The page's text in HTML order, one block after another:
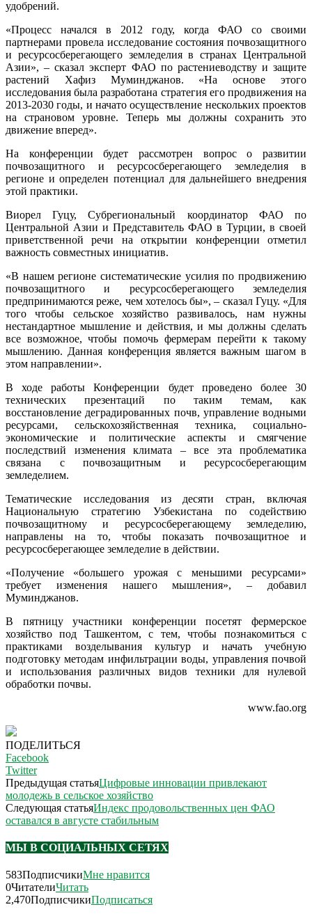
удобрений.
«Процесс начался в 2012 году, когда ФАО со своими
партнерами провела исследование состояния почвозащитного
и ресурсосберегающего земледелия в странах Центральной
Азии», – сказал эксперт ФАО по растениеводству и защите
растений Хафиз Муминджанов. «На основе этого
исследования была разработана стратегия его продвижения на
2013-2030 годы, и начато осуществление нескольких проектов
на страновом уровне. Теперь мы должны сохранить это
движение вперед».
На конференции будет рассмотрен вопрос о развитии
почвозащитного и ресурсосберегающего земледелия в
регионе и определен потенциал для дальнейшего внедрения
этой практики.
Виорел Гуцу, Субрегиональный координатор ФАО по
Центральной Азии и Представитель ФАО в Турции, в своей
приветственной речи на открытии конференции отметил
важность совместных инициатив.
«В нашем регионе систематические усилия по продвижению
почвозащитного и ресурсосберегающего земледелия
предпринимаются реже, чем хотелось бы», – сказал Гуцу. «Для
того чтобы сельское хозяйство развивалось, нам нужны
нестандартное мышление и действия, и мы должны сделать
все возможное, чтобы помочь фермерам перейти к такому
мышлению. Данная конференция является важным шагом в
этом направлении».
В ходе работы Конференции будет проведено более 30
технических презентаций по таким темам, как
восстановление деградированных почв, управление водными
ресурсами, сельскохозяйственная техника, социально-
экономические и политические аспекты и смягчение
последствий изменения климата – все эта проблематика
связана с почвозащитным и ресурсосберегающим
земледелием.
Тематические исследования из десяти стран, включая
Национальную стратегию Узбекистана по содействию
почвозащитному и ресурсосберегающему земледелию,
направлены на то, чтобы показать почвозащитное и
ресурсосберегающее земледелие в действии.
«Получение «большего урожая с меньшими ресурсами»
требует изменения нашего мышления», – добавил
Муминджанов.
В пятницу участники конференции посетят фермерское
хозяйство под Ташкентом, с тем, чтобы познакомиться с
практиками возделывания культур и начать учебную
подготовку методам инфильтрации воды, управления почвой
и использования различных видов техники для нулевой
обработки почвы.
www.fao.org
ПОДЕЛИТЬСЯ
Facebook
Twitter
Предыдущая статьяЦифровые инновации привлекают
молодежь в сельское хозяйство
Следующая статьяИндекс продовольственных цен ФАО
оставался в августе стабильным
МЫ В СОЦИАЛЬНЫХ СЕТЯХ
583ПодписчикиМне нравится
0ЧитателиЧитать
2,470ПодписчикиПодписаться